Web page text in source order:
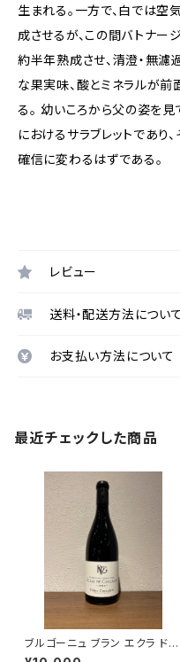
生まれる。一方で、白では空
成させるが、この間バトナー
約半年熟成させ、清澄・無濾
な果実味、酸とミネラルが
る。 幼いころから父の姿を
におけるサラブレットであり
確信に変わるはずである。
レビュー
送料・配送方法について
お支払い方法について
最近チェックした商品
ブルゴーニュ ブラン エクラ ド
カルケール 2022 ピエール ジラ